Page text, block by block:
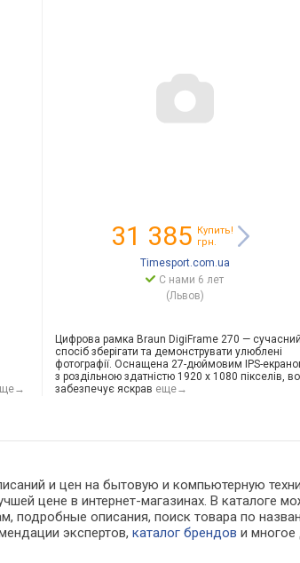
31 385 Купить!
грн.
Timesport.com.ua
С нами 6 лет
(Львов)
Цифрова рамка Braun DigiFrame 270 — сучасний
спосіб зберігати та демонструвати улюблені
фотографії. Оснащена 27-дюймовим IPS-
з роздільною здатністю 1920 x 1080 пікселів,
забезпечує яскрав еще→
и цен на бытовую и компьютерную
цене в интернет-магазинах. В
подробные описания, поиск товара по
экспертов,каталог брендов и многое